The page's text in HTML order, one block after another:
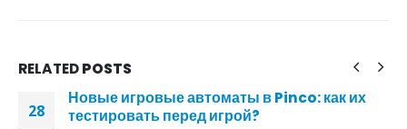
RELATEDPOSTS
28
Новые игровые автоматы в Pinco: как их
тестировать перед игрой?